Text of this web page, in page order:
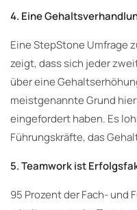
4. Eine
Eine StepStone Umfrage
zeigt, dass sich jeder
über eine
meistgenannte Grund
eingefordert haben. Es
Führungskräfte, das
5. Teamwork ist
95 Prozent der Fach- und